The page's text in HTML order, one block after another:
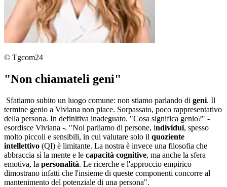
© Tgcom24
"Non chiamateli geni"
Sfatiamo subito un luogo comune: non stiamo parlando di geni. Il
termine genio a Viviana non piace. Sorpassato, poco rappresentativo
della persona. In definitiva inadeguato. "Cosa significa genio?" -
esordisce Viviana -. "Noi parliamo di persone, individui, spesso
molto piccoli e sensibili, in cui valutare solo il quoziente
intellettivo (QI) è limitante. La nostra è invece una filosofia che
abbraccia sì la mente e le capacità cognitive, ma anche la sfera
emotiva, la personalità. Le ricerche e l'approccio empirico
dimostrano infatti che l'insieme di queste componenti concorre al
mantenimento del potenziale di una persona".